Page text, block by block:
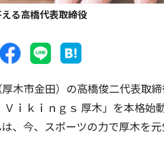
る高橋代表取締役
木市金田）の高橋俊二代表取
ｉｋｉｎｇｓ 厚木」を本格始
、今、スポーツの力で厚木を